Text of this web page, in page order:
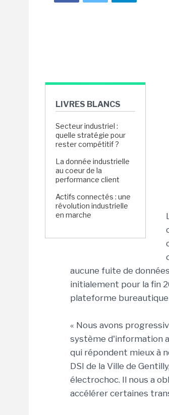
LIVRES BLANCS
Secteur industriel :
quelle stratégie pour
rester compétitif ?
La donnée industrielle
au coeur de la
performance client
Actifs connectés : une
révolution industrielle
en marche
aucune fuite de
initialement pour la fin
plateforme
« Nous avons
système d'information
qui répondent mieux à
DSI de la Ville de
électrochoc. Il nous a
accélérer certaines